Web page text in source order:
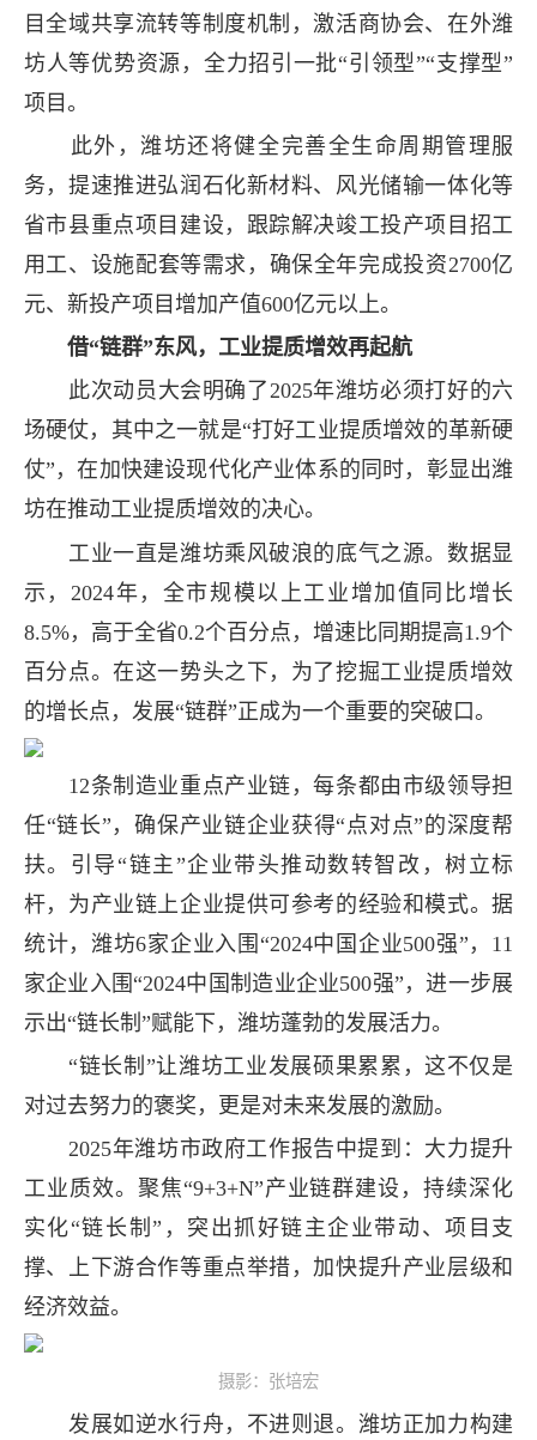
目全域共享流转等制度机制，激活商协会、在外潍
坊人等优势资源，全力招引一批“引领型”“支撑型”
项目。
此外，潍坊还将健全完善全生命周期管理服
务，提速推进弘润石化新材料、风光储输一体化等
省市县重点项目建设，跟踪解决竣工投产项目招工
用工、设施配套等需求，确保全年完成投资2700亿
元、新投产项目增加产值600亿元以上。
借“链群”东风，工业提质增效再起航
此次动员大会明确了2025年潍坊必须打好的六
场硬仗，其中之一就是“打好工业提质增效的革新硬
仗”，在加快建设现代化产业体系的同时，彰显出潍
坊在推动工业提质增效的决心。
工业一直是潍坊乘风破浪的底气之源。数据显
示，2024年，全市规模以上工业增加值同比增长
8.5%，高于全省0.2个百分点，增速比同期提高1.9个
百分点。在这一势头之下，为了挖掘工业提质增效
的增长点，发展“链群”正成为一个重要的突破口。
12条制造业重点产业链，每条都由市级领导担
任“链长”，确保产业链企业获得“点对点”的深度帮
扶。引导“链主”企业带头推动数转智改，树立标
杆，为产业链上企业提供可参考的经验和模式。据
统计，潍坊6家企业入围“2024中国企业500强”，11
家企业入围“2024中国制造业企业500强”，进一步展
示出“链长制”赋能下，潍坊蓬勃的发展活力。
“链长制”让潍坊工业发展硕果累累，这不仅是
对过去努力的褒奖，更是对未来发展的激励。
2025年潍坊市政府工作报告中提到：大力提升
工业质效。聚焦“9+3+N”产业链群建设，持续深化
实化“链长制”，突出抓好链主企业带动、项目支
撑、上下游合作等重点举措，加快提升产业层级和
经济效益。
摄影：张培宏
发展如逆水行舟，不进则退。潍坊正加力构建